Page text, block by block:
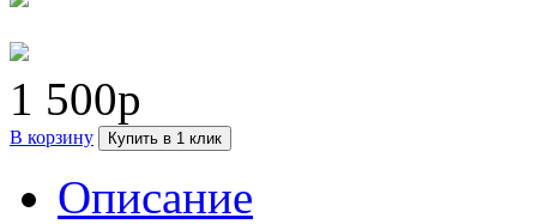
1 500р
В корзину Купить в 1 клик
Описание